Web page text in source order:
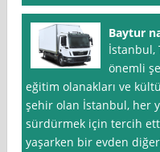
Baytur
İstanbul,
önemli
eğitim olanakları ve
şehir olan İstanbul, her
sürdürmek için tercih
yaşarken bir evden